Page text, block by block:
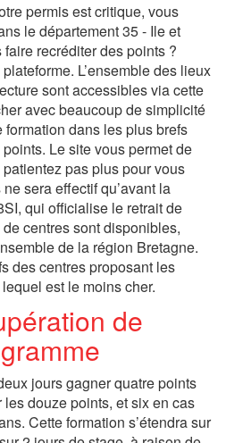
permis est critique, vous
le département 35 - Ile et
recréditer des points ?
L’ensemble des lieux
sont accessibles via cette
avec beaucoup de simplicité
dans les plus brefs
Le site vous permet de
pas plus pour vous
sera effectif qu’avant la
qui officialise le retrait de
centres sont disponibles,
de la région Bretagne.
des centres proposant les
est le moins cher.
de
jours gagner quatre points
douze points, et six en cas
Cette formation s’étendra sur